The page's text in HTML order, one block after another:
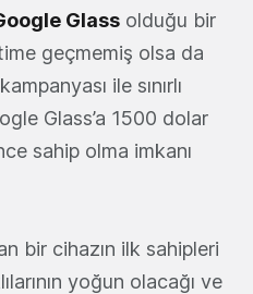
Glass olduğu bir
geçmemiş olsa da
ile sınırlı
Glass’a 1500 dolar
sahip olma imkanı
bir cihazın ilk sahipleri
yoğun olacağı ve